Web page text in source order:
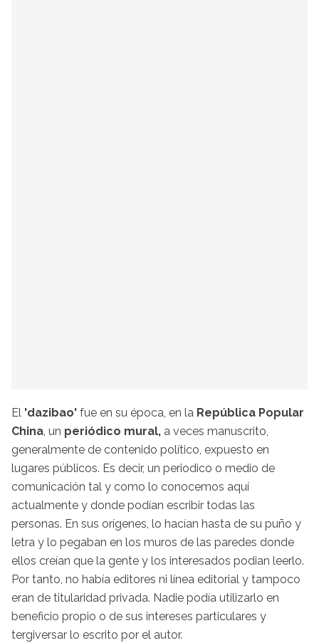
El 'dazibao' fue en su época, en la República Popular
China, un periódico mural, a veces manuscrito,
generalmente de contenido político, expuesto en
lugares públicos. Es decir, un periodico o medio de
comunicación tal y como lo conocemos aquí
actualmente y donde podían escribir todas las
personas. En sus orígenes, lo hacían hasta de su puño y
letra y lo pegaban en los muros de las paredes donde
ellos creían que la gente y los interesados podian leerlo.
Por tanto, no había editores ni línea editorial y tampoco
eran de titularidad privada. Nadie podía utilizarlo en
beneficio propio o de sus intereses particulares y
tergiversar lo escrito por el autor.